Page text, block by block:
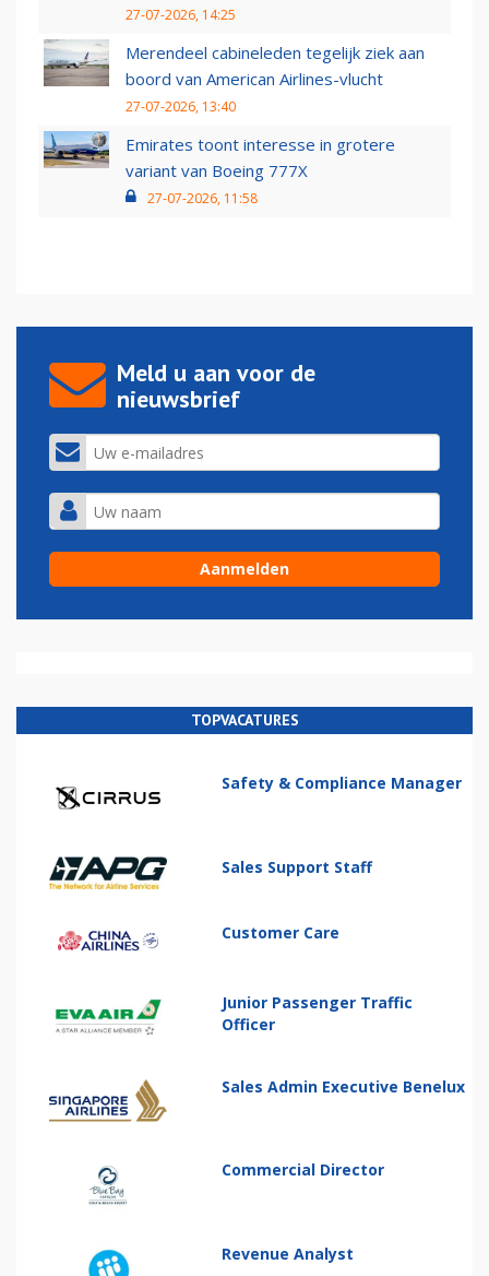
27-07-2026, 14:25
Merendeel cabineleden tegelijk ziek aan
boord van American Airlines-vlucht
27-07-2026, 13:40
Emirates toont interesse in grotere
variant van Boeing 777X
27-07-2026, 11:58
Meld u aan voor de
nieuwsbrief
TOPVACATURES
Safety & Compliance Manager
Sales Support Staff
Customer Care
Junior Passenger Traffic
Officer
Sales Admin Executive Benelux
Commercial Director
Revenue Analyst